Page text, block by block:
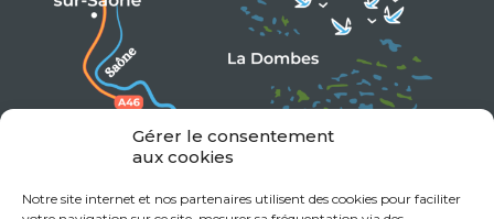
Gérer le consentement
aux cookies
Notre site internet et nos partenaires utilisent des cookies pour faciliter